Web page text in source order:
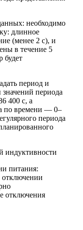
необходимо
длинное
(менее 2 с), и
в течение 5
будет
период и
периода
400 с, а
по времени — 0–
периода
индуктивности
питания:
отключении
отключения